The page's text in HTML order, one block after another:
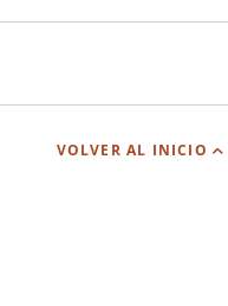
VOLVER AL INICIO